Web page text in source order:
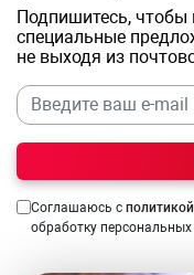
Подпишитесь, чтобы
специальные
не выходя из
Соглашаюсь с
обработку